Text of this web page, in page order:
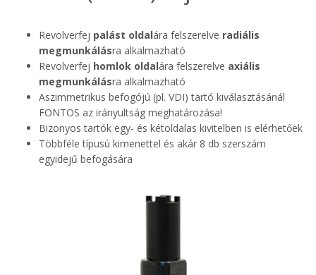
Revolverfej palást oldalára felszerelve radiális
megmunkálásra alkalmazható
Revolverfej homlok oldalára felszerelve axiális
megmunkálásra alkalmazható
Aszimmetrikus befogójú (pl. VDI) tartó kiválasztásánál
FONTOS az irányultság meghatározása!
Bizonyos tartók egy- és kétoldalas kivitelben is elérhetőek
Többféle típusú kimenettel és akár 8 db szerszám
egyidejű befogására